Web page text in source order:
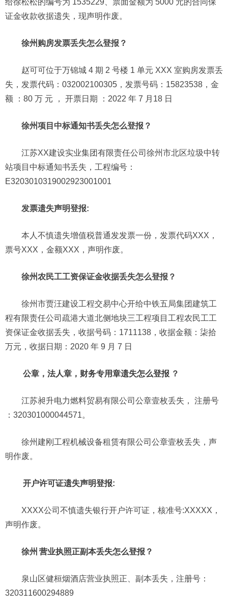
给徐松松的编号为 1535229、票面金额为 5000 元的合同保
证金收款收据遗失，现声明作废。
徐州购房发票丢失怎么登报？
赵可可位于万锦城 4 期 2 号楼 1 单元 XXX 室购房发票丢
失，发票代码：032002100305，发票号码：15823538，金
额 ：80 万 元 ， 开票日期 ：2022 年 7 月18 日
徐州项目中标通知书丢失怎么登报？
江苏XX建设实业集团有限责任公司徐州市北区垃圾中转
站项目中标通知书丢失，工程编号：
E3203010319002923001001
发票遗失声明登报:
本人不慎遗失增值税普通发发票一份，发票代码XXX，
票号XXX，金额XXX，声明作废。
徐州农民工工资保证金收据丢失怎么登报？
徐州市贾汪建设工程交易中心开给中铁五局集团建筑工
程有限责任公司疏港大道北侧地块三工程项目工程农民工工
资保证金收据丢失，收据号码：1711138，收据金额：柒拾
万元，收据日期：2020 年 9 月 7 日
公章，法人章，财务专用章遗失怎么登报 ？
江苏昶升电力燃料贸易有限公司公章壹枚丢失， 注册号
：320301000044571。
徐州建刚工程机械设备租赁有限公司公章壹枚丢失，声
明作废。
开户许可证遗失声明登报:
XXXX公司不慎遗失银行开户许可证，核准号:XXXXX，
声明作废。
徐州 营业执照正副本丢失怎么登报？
泉山区健桓烟酒店营业执照正、副本丢失，注册号：
320311600294889